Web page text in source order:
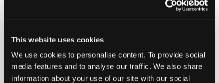
This website uses cookies
We use cookies to personalise content. To provide social
media features and to analyse our traffic. We also share
information about your use of our site with our social
Brande i beredskab”. Politikken samler både
indsatsen for veteraner og mulighederne
for tjenestefri til medarbejdere med
uniformeret tjeneste.